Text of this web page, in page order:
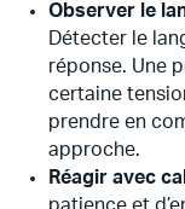
Observer le
Détecter le
réponse. Une
certaine
prendre en
approche.
Réagir avec